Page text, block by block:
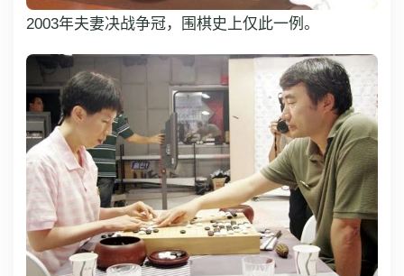
2003年夫妻决战争冠，围棋史上仅此一例。